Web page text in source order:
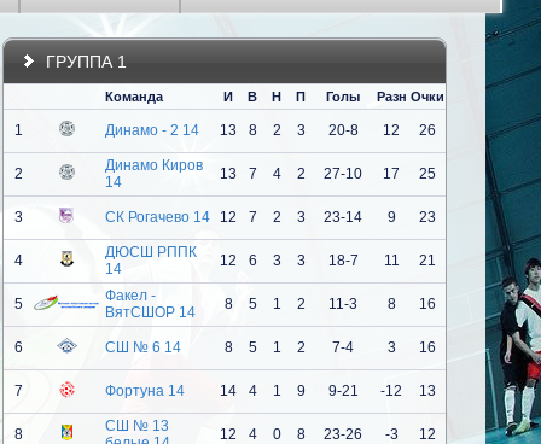
ГРУППА 1
Команда И В Н П Голы Разн Очки
1 Динамо - 2 14 13 8 2 3 20-8 12 26
2
Динамо Киров
14
13 7 4 2 27-10 17 25
3 СК Рогачево 14 12 7 2 3 23-14 9 23
4
ДЮСШ РППК
14
12 6 3 3 18-7 11 21
5
Факел -
ВятСШОР 14
8 5 1 2 11-3 8 16
6 СШ № 6 14 8 5 1 2 7-4 3 16
7 Фортуна 14 14 4 1 9 9-21 -12 13
8
СШ № 13
12 4 0 8 23-26 -3 12